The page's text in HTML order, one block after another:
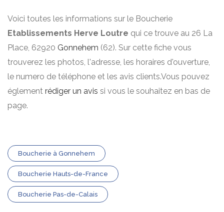
Voici toutes les informations sur le Boucherie
Etablissements Herve Loutre qui ce trouve au 26 La
Place, 62920 Gonnehem (62). Sur cette fiche vous
trouverez les photos, l'adresse, les horaires d'ouverture,
le numero de téléphone et les avis clients.Vous pouvez
églement rédiger un avis si vous le souhaitez en bas de
page.
Boucherie à Gonnehem
Boucherie Hauts-de-France
Boucherie Pas-de-Calais